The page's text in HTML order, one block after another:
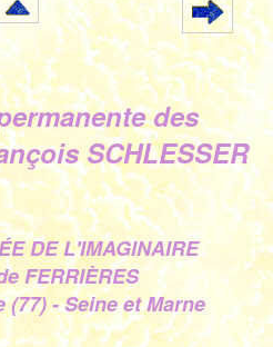
des
SCHLESSER
DE L'IMAGINAIRE
FERRIÈRES
- Seine et Marne